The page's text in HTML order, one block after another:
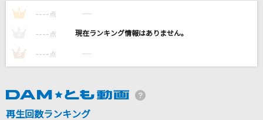
もっと見る
DAMの新曲・ランキングなど
DAMに会員登録・ログインして
1 ---- 点 ----
---- 点 ----
3 ---- 点 ----
再生回数ランキング